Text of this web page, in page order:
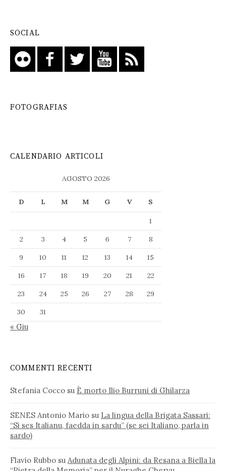
SOCIAL
FOTOGRAFIAS
CALENDARIO ARTICOLI
AGOSTO 2026
D L M M G V S
1
2
3 4 5 6 7
8
9
10 11 12 13 14
15
16
17 18 19 20 21
22
23
24 25 26 27 28
29
30
31
« Giu
COMMENTI RECENTI
Stefania Cocco su È morto Ilio Burruni di Ghilarza
SENES Antonio Mario su La lingua della Brigata Sassari:
“Si ses Italianu, faedda in sardu” (se sei Italiano, parla in
sardo)
Flavio Rubbo su Adunata degli Alpini: da Resana a Biella la